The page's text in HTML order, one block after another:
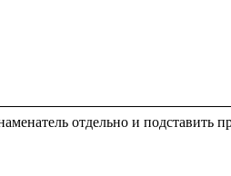
отдельно и подставить